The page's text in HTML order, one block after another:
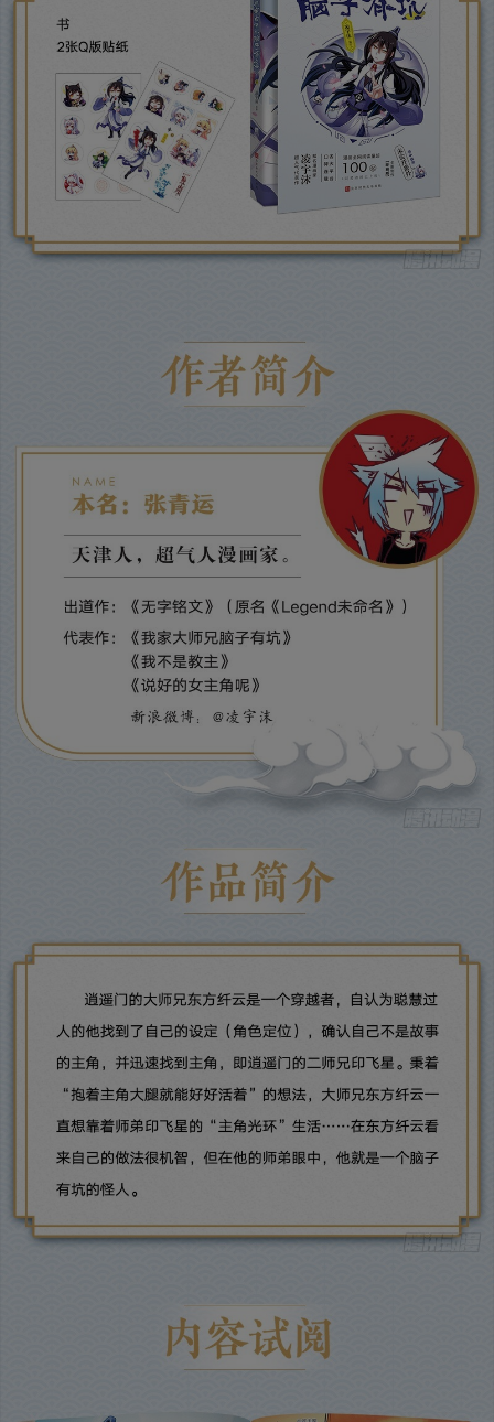
是否前往腾漫App继续阅读
立即前往
取消